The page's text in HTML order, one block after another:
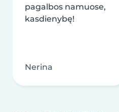
pagalbos namuose,
kasdienybę!
Nerina